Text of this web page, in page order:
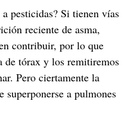
pesticidas? Si tienen vías
reciente de asma,
contribuir, por lo que
de tórax y los remitiremos
Pero ciertamente la
superponerse a pulmones